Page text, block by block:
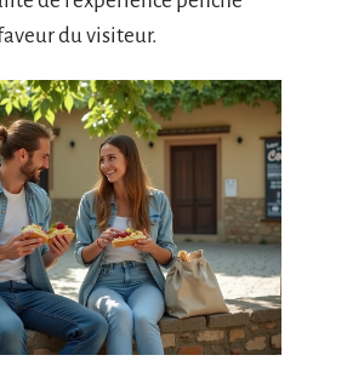
du visiteur.